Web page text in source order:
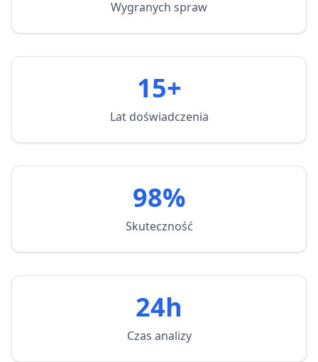
Wygranych spraw
15+
Lat doświadczenia
98%
Skuteczność
24h
Czas analizy